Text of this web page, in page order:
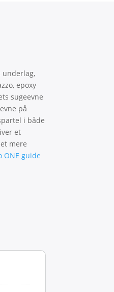
underlag,
epoxy
sugeevne
på
i både
et
mere
ONE guide